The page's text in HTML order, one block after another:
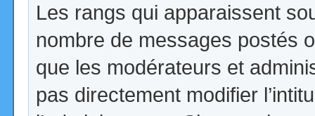
Les rangs qui apparaissent
nombre de messages postés
que les modérateurs et
pas directement modifier